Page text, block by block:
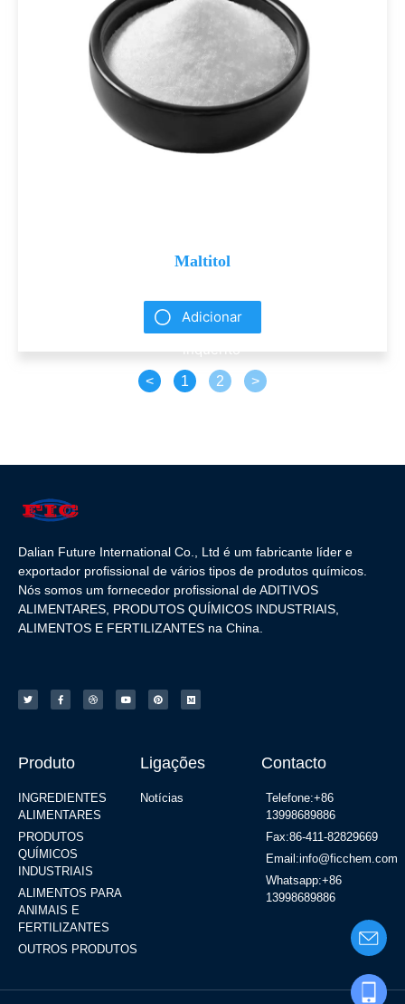
Maltitol
Adicionar
inquérito
< 1 2 >
Dalian Future International Co., Ltd é um fabricante líder e
exportador profissional de vários tipos de produtos químicos.
Nós somos um fornecedor profissional de ADITIVOS
ALIMENTARES, PRODUTOS QUÍMICOS INDUSTRIAIS,
ALIMENTOS E FERTILIZANTES na China.
Produto
INGREDIENTES
ALIMENTARES
PRODUTOS
QUÍMICOS
INDUSTRIAIS
ALIMENTOS PARA
ANIMAIS E
FERTILIZANTES
OUTROS PRODUTOS
Ligações
Notícias
Contacto
Telefone:+86
13998689886
Fax:86-411-82829669
Email:info@ficchem.com
Whatsapp:+86
13998689886